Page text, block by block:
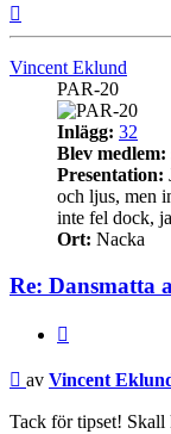
Vincent Eklund
PAR-20
Inlägg: 32
Blev medlem:
Presentation:
och ljus, men
inte fel dock,
Ort: Nacka
Re: Dansmatta
Inlägg
av Vincent
Tack för tipset! Skall